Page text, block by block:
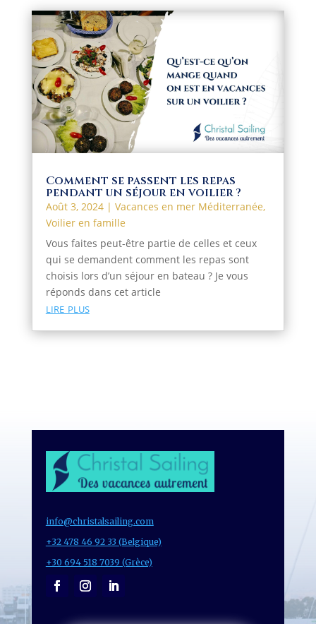
Comment se passent les repas
pendant un séjour en voilier ?
Août 3, 2024| Vacances en mer Méditerranée,
Voilier en famille
Vous faites peut-être partie de celles et ceux
qui se demandent comment les repas sont
choisis lors d’un séjour en bateau ? Je vous
réponds dans cet article
lire plus
info@christalsailing.com
+32 478 46 92 33 (Belgique)
+30 694 518 7039 (Grèce)